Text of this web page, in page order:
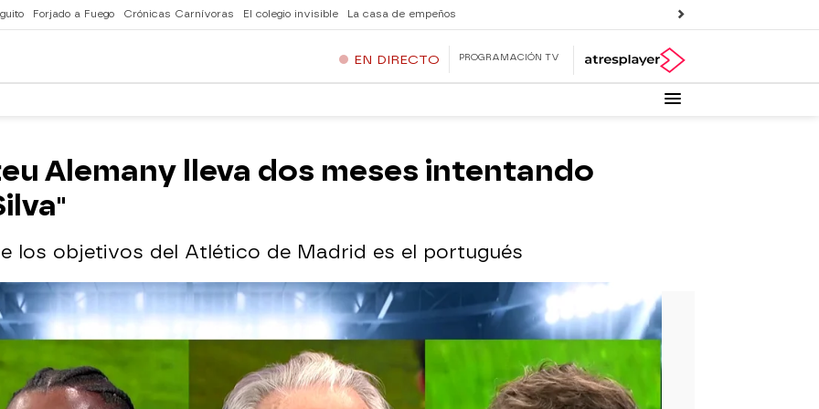
Forjado a Fuego Crónicas Carnívoras El colegio invisible La casa de empeños
EN DIRECTO PROGRAMACIÓN TV
Alemany lleva dos meses intentando
los objetivos del Atlético de Madrid es el portugués